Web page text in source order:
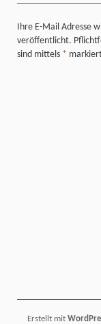
Ihre E-Mail Adresse
veröffentlicht.
sind mittels *
Erstellt mit